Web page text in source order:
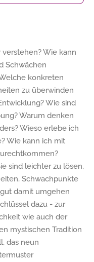
Wie kann
Schwächen
konkreten
zu überwinden
Wie sind
Warum denken
Wieso erlebe ich
Wie kann ich mit
sind leichter zu lösen,
Schwachpunkte
damit umgehen
dazu - zur
wie auch der
mystischen Tradition
das neun